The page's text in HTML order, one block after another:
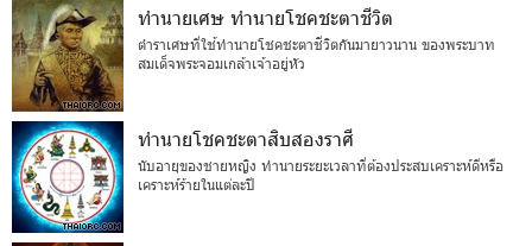
ทำนายเศษ ทำนายโชคชะตาชีวิต
ตำราเศษที่ใช้ทำนายโชคชะตาชีวิตกันมายาวนาน ของพระบาท
สมเด็จพระจอมเกล้าเจ้าอยู่หัว
ทำนายโชคชะตาสิบสองราศี
นับอายุของชายหญิง ทำนายระยะเวลาที่ต้องประสบเคราะห์ดีหรือ
เคราะห์ร้ายในแต่ละปี